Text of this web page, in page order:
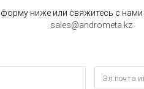
ниже или свяжитесь с нами
sales@andrometa.kz